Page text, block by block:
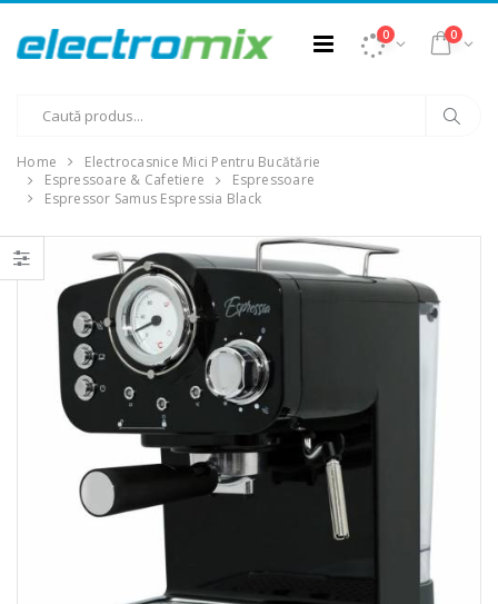
0 0
Home
Electrocasnice Mici Pentru Bucătărie
Espressoare & Cafetiere
Espressoare
Espressor Samus Espressia Black